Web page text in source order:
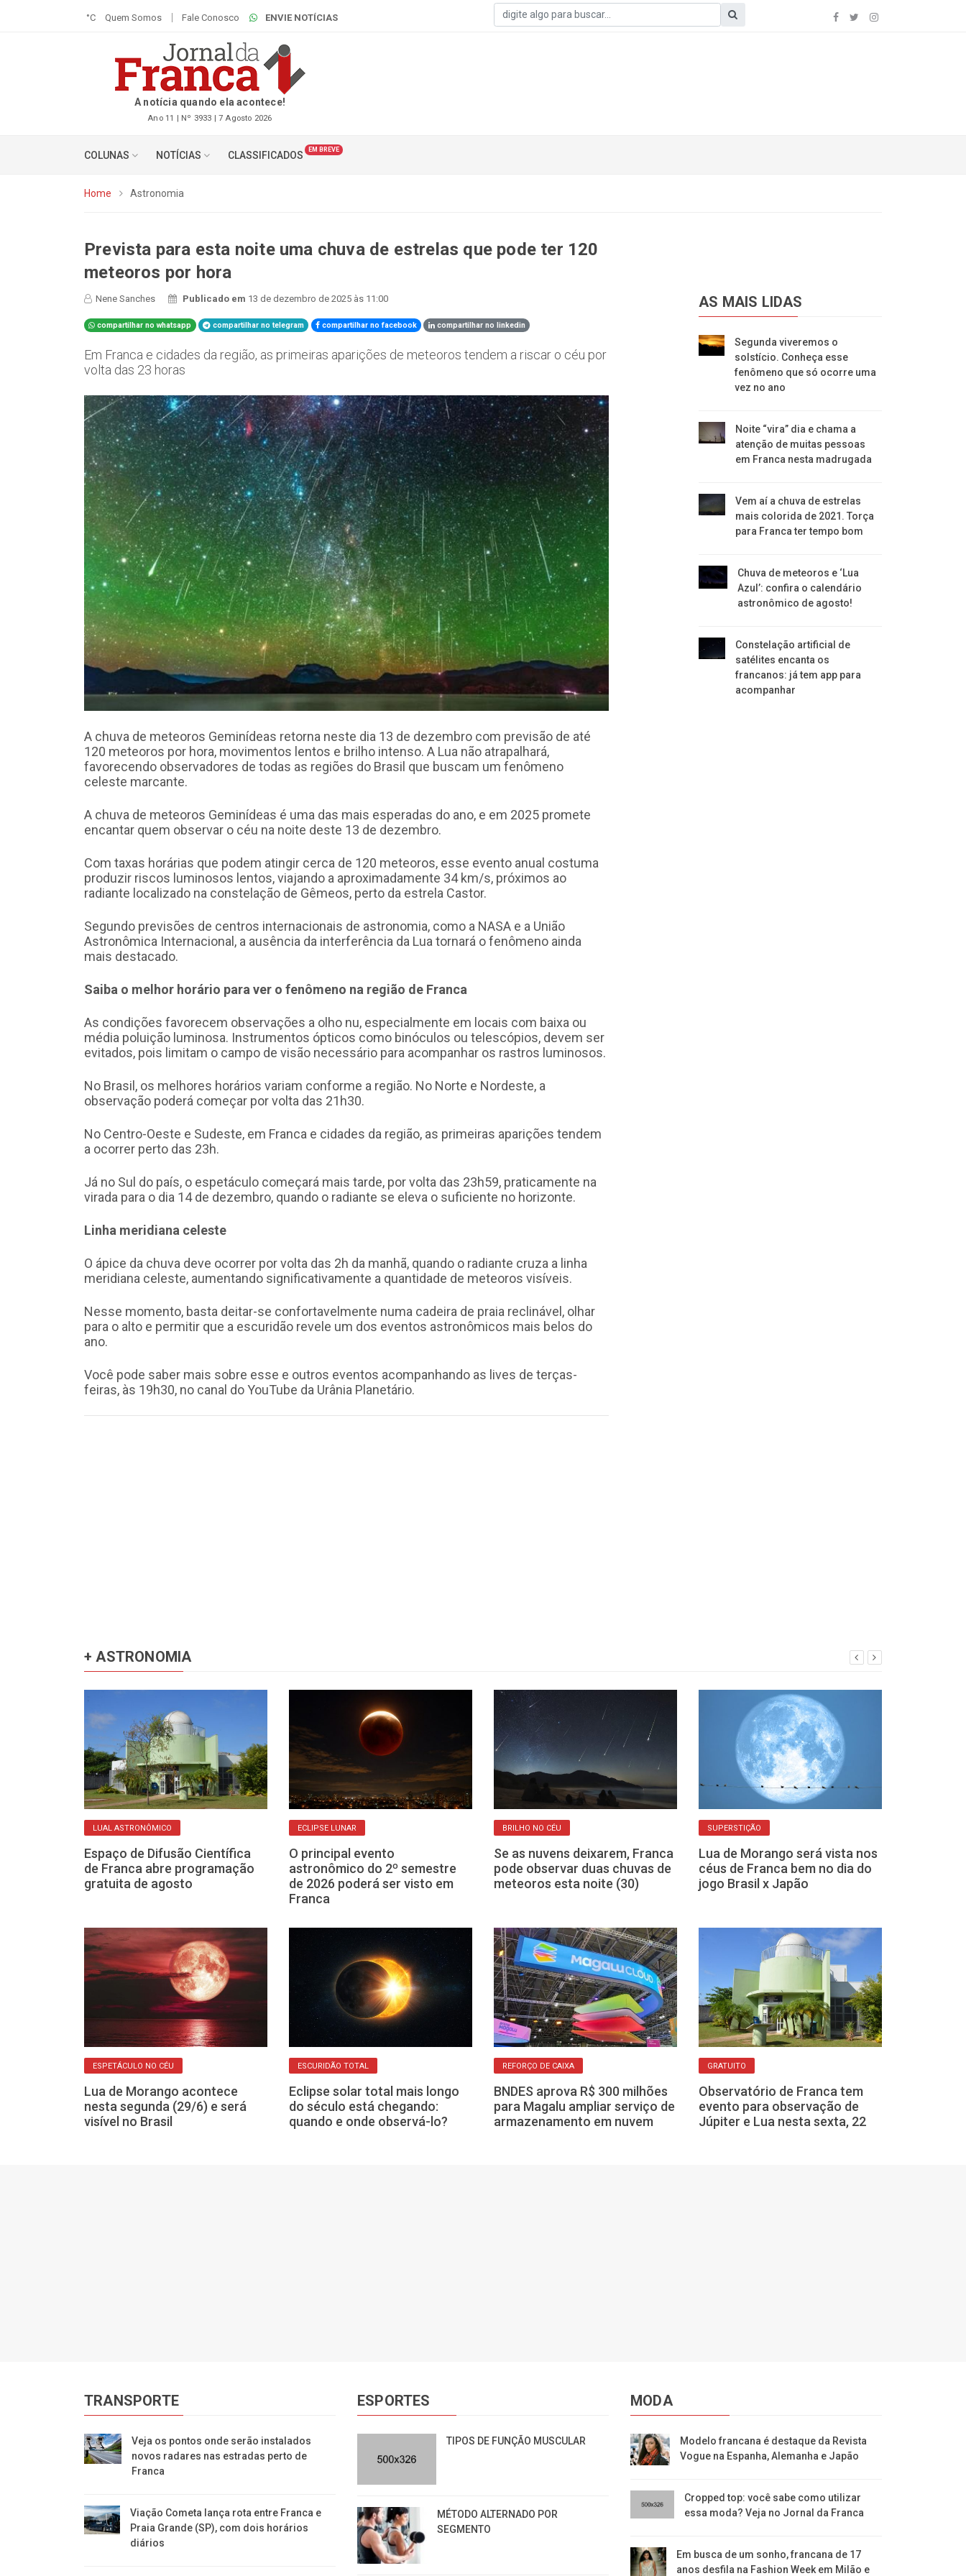
°C Quem Somos Fale Conosco ENVIE NOTÍCIAS
A notícia quando ela acontece!
Ano 11 | Nº 3933 | 7 Agosto 2026
COLUNAS NOTÍCIAS CLASSIFICADOS EM BREVE
Home Astronomia
Prevista para esta noite uma chuva de estrelas que pode ter 120
meteoros por hora
Nene Sanches Publicado em 13 de dezembro de 2025 às 11:00
compartilhar no whatsapp compartilhar no telegram compartilhar no facebook compartilhar no linkedin
Em Franca e cidades da região, as primeiras aparições de meteoros tendem a riscar o céu por
volta das 23 horas
A chuva de meteoros Geminídeas retorna neste dia 13 de dezembro com previsão de até
120 meteoros por hora, movimentos lentos e brilho intenso. A Lua não atrapalhará,
favorecendo observadores de todas as regiões do Brasil que buscam um fenômeno
celeste marcante.
A chuva de meteoros Geminídeas é uma das mais esperadas do ano, e em 2025 promete
encantar quem observar o céu na noite deste 13 de dezembro.
Com taxas horárias que podem atingir cerca de 120 meteoros, esse evento anual costuma
produzir riscos luminosos lentos, viajando a aproximadamente 34 km/s, próximos ao
radiante localizado na constelação de Gêmeos, perto da estrela Castor.
Segundo previsões de centros internacionais de astronomia, como a NASA e a União
Astronômica Internacional, a ausência da interferência da Lua tornará o fenômeno ainda
mais destacado.
Saiba o melhor horário para ver o fenômeno na região de Franca
As condições favorecem observações a olho nu, especialmente em locais com baixa ou
média poluição luminosa. Instrumentos ópticos como binóculos ou telescópios, devem ser
evitados, pois limitam o campo de visão necessário para acompanhar os rastros luminosos.
No Brasil, os melhores horários variam conforme a região. No Norte e Nordeste, a
observação poderá começar por volta das 21h30.
No Centro-Oeste e Sudeste, em Franca e cidades da região, as primeiras aparições tendem
a ocorrer perto das 23h.
Já no Sul do país, o espetáculo começará mais tarde, por volta das 23h59, praticamente na
virada para o dia 14 de dezembro, quando o radiante se eleva o suficiente no horizonte.
Linha meridiana celeste
O ápice da chuva deve ocorrer por volta das 2h da manhã, quando o radiante cruza a linha
meridiana celeste, aumentando significativamente a quantidade de meteoros visíveis.
Nesse momento, basta deitar-se confortavelmente numa cadeira de praia reclinável, olhar
para o alto e permitir que a escuridão revele um dos eventos astronômicos mais belos do
ano.
Você pode saber mais sobre esse e outros eventos acompanhando as lives de terças-
feiras, às 19h30, no canal do YouTube da Urânia Planetário.
AS MAIS LIDAS
Segunda viveremos o
solstício. Conheça esse
fenômeno que só ocorre uma
vez no ano
Noite “vira” dia e chama a
atenção de muitas pessoas
em Franca nesta madrugada
Vem aí a chuva de estrelas
mais colorida de 2021. Torça
para Franca ter tempo bom
Chuva de meteoros e ‘Lua
Azul’: confira o calendário
astronômico de agosto!
Constelação artificial de
satélites encanta os
francanos: já tem app para
acompanhar
+ ASTRONOMIA
LUAL ASTRONÔMICO
Espaço de Difusão Científica
de Franca abre programação
gratuita de agosto
ECLIPSE LUNAR
O principal evento
astronômico do 2º semestre
de 2026 poderá ser visto em
Franca
BRILHO NO CÉU
Se as nuvens deixarem, Franca
pode observar duas chuvas de
meteoros esta noite (30)
SUPERSTIÇÃO
Lua de Morango será vista nos
céus de Franca bem no dia do
jogo Brasil x Japão
ESPETÁCULO NO CÉU
Lua de Morango acontece
nesta segunda (29/6) e será
visível no Brasil
ESCURIDÃO TOTAL
Eclipse solar total mais longo
do século está chegando:
quando e onde observá-lo?
REFORÇO DE CAIXA
BNDES aprova R$ 300 milhões
para Magalu ampliar serviço de
armazenamento em nuvem
GRATUITO
Observatório de Franca tem
evento para observação de
Júpiter e Lua nesta sexta, 22
TRANSPORTE
Veja os pontos onde serão instalados
novos radares nas estradas perto de
Franca
Viação Cometa lança rota entre Franca e
Praia Grande (SP), com dois horários
diários
ESPORTES
TIPOS DE FUNÇÃO MUSCULAR
MÉTODO ALTERNADO POR
SEGMENTO
MODA
Modelo francana é destaque da Revista
Vogue na Espanha, Alemanha e Japão
Cropped top: você sabe como utilizar
essa moda? Veja no Jornal da Franca
Em busca de um sonho, francana de 17
anos desfila na Fashion Week em Milão e